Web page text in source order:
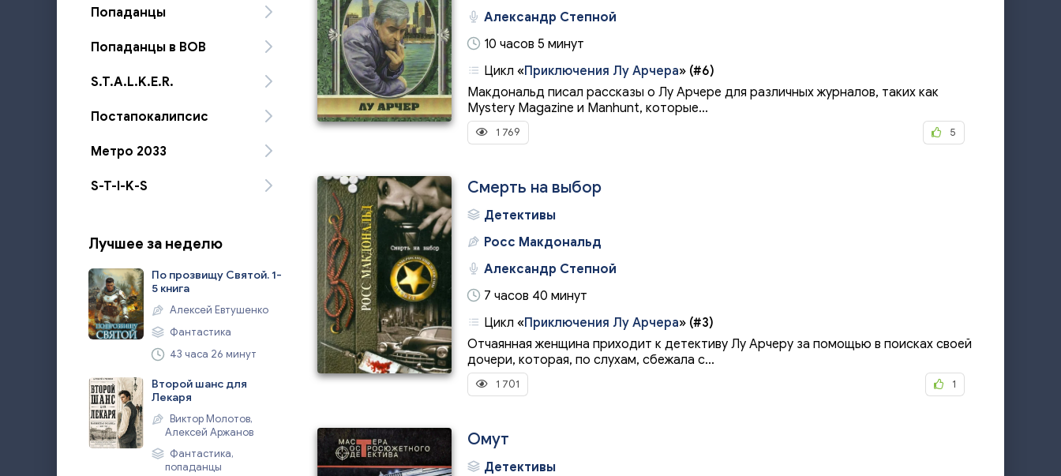
Попаданцы
Попаданцы в ВОВ
S.T.A.L.K.E.R.
Постапокалипсис
Метро 2033
S-T-I-K-S
Лучшее за неделю
По прозвищу Святой. 1-
5 книга
Алексей Евтушенко
Фантастика
43 часа 26 минут
Второй шанс для
Лекаря
Виктор Молотов,
Алексей Аржанов
Фантастика,
попаданцы
Александр Степной
10 часов 5 минут
Цикл «Приключения Лу Арчера» (#6)
Макдональд писал рассказы о Лу Арчере для различных журналов, таких как
Mystery Magazine и Manhunt, которые...
1 769 5
Смерть на выбор
Детективы
Росс Макдональд
Александр Степной
7 часов 40 минут
Цикл «Приключения Лу Арчера» (#3)
Отчаянная женщина приходит к детективу Лу Арчеру за помощью в поисках своей
дочери, которая, по слухам, сбежала с...
1 701 1
Омут
Детективы